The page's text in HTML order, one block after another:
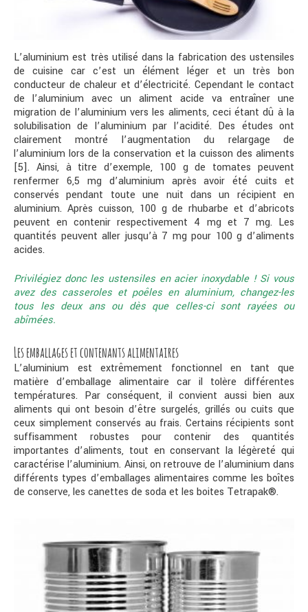
L’aluminium est très utilisé dans la fabrication des ustensiles
de cuisine car c’est un élément léger et un très bon
conducteur de chaleur et d’électricité. Cependant le contact
de l’aluminium avec un aliment acide va entraîner une
migration de l’aluminium vers les aliments, ceci étant dû à la
solubilisation de l’aluminium par l’acidité. Des études ont
clairement montré l’augmentation du relargage de
l’aluminium lors de la conservation et la cuisson des aliments
[5]. Ainsi, à titre d’exemple, 100 g de tomates peuvent
renfermer 6,5 mg d’aluminium après avoir été cuits et
conservés pendant toute une nuit dans un récipient en
aluminium. Après cuisson, 100 g de rhubarbe et d’abricots
peuvent en contenir respectivement 4 mg et 7 mg. Les
quantités peuvent aller jusqu’à 7 mg pour 100 g d’aliments
acides.
Privilégiez donc les ustensiles en acier inoxydable ! Si vous
avez des casseroles et poêles en aluminium, changez-les
tous les deux ans ou dès que celles-ci sont rayées ou
abîmées.
Les emballages et contenants alimentaires
L’aluminium est extrêmement fonctionnel en tant que
matière d’emballage alimentaire car il tolère différentes
températures. Par conséquent, il convient aussi bien aux
aliments qui ont besoin d’être surgelés, grillés ou cuits que
ceux simplement conservés au frais. Certains récipients sont
suffisamment robustes pour contenir des quantités
importantes d’aliments, tout en conservant la légèreté qui
caractérise l’aluminium. Ainsi, on retrouve de l’aluminium dans
différents types d’emballages alimentaires comme les boîtes
de conserve, les canettes de soda et les boites Tetrapak®.